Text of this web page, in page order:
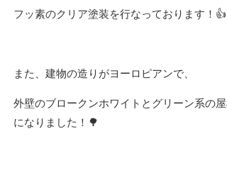
フッ素のクリア塗装を行なっております！👍
また、建物の造りがヨーロピアンで、
外壁のブロークンホワイトとグリーン系の
になりました！🌳